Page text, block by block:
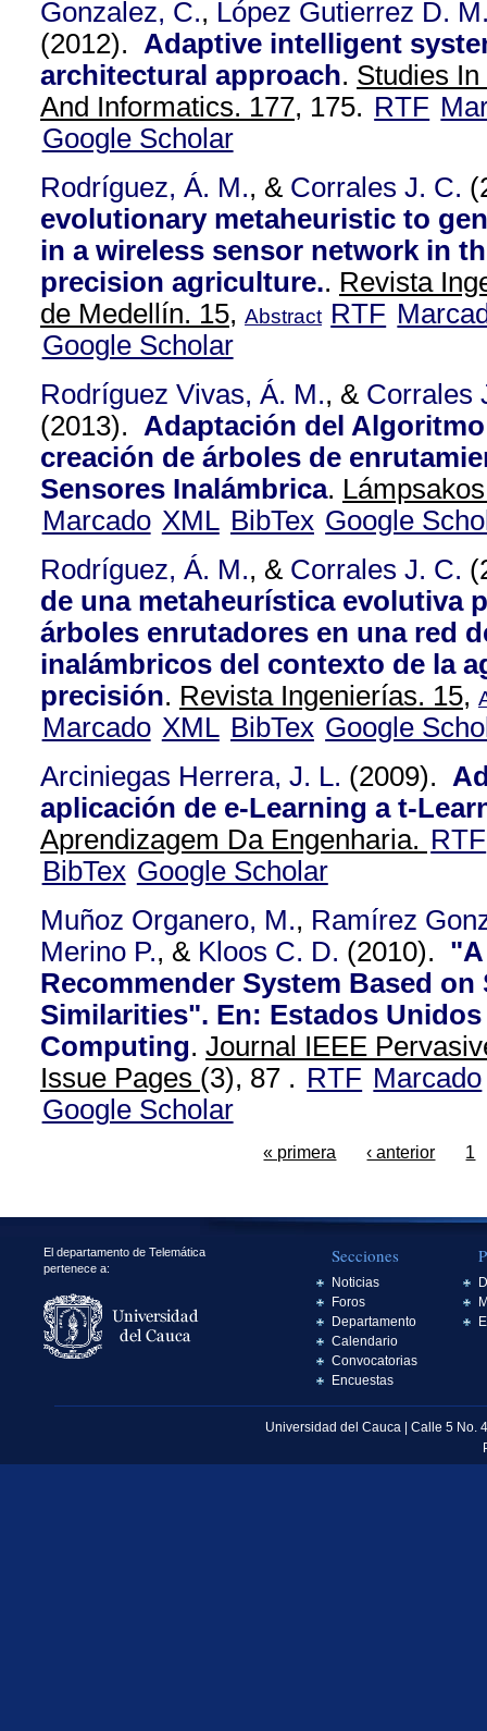
Gonzalez, C., López Gutierrez D.
(2012). Adaptive intelligent
architectural approach. Studies
And Informatics. 177, 175. RTF
Google Scholar
Rodríguez, Á. M., & Corrales J. C.
evolutionary metaheuristic to
in a wireless sensor network in
precision agriculture.. Revista
de Medellín. 15, Abstract RTF
Google Scholar
Rodríguez Vivas, Á. M., & Corrales
(2013). Adaptación del
creación de árboles de
Sensores Inalámbrica.
Marcado XML BibTex Google
Rodríguez, Á. M., & Corrales J. C.
de una metaheurística evolutiva
árboles enrutadores en una red
inalámbricos del contexto de la
precisión. Revista Ingenierías. 15,
Marcado XML BibTex Google
Arciniegas Herrera, J. L. (2009).
aplicación de e-Learning a t-
Aprendizagem Da Engenharia. RTF
BibTex Google Scholar
Muñoz Organero, M., Ramírez
Merino P., & Kloos C. D. (2010).
Recommender System Based on
Similarities". En: Estados Unidos
Computing. Journal IEEE
Issue Pages (3), 87 . RTF Marcado
Google Scholar
« primera ‹ anterior 1
El departamento de Telemática
pertenece a:
Secciones
Noticias
Foros
Departamento
Calendario
Convocatorias
Encuestas
Universidad del Cauca | Calle 5 No.